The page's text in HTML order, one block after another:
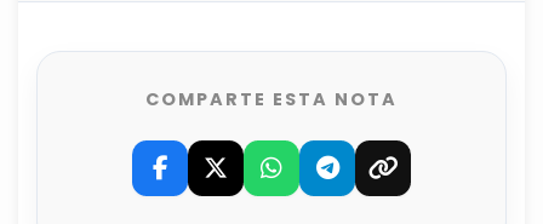
COMPARTE ESTA NOTA